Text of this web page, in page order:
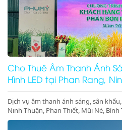
Cho Thuê Âm Thanh Ánh
Hình LED tại Phan Rang,
Mũi Né, Bình Thuận
Dịch vụ âm thanh ánh sáng, sân
Ninh Thuận, Phan Thiết, Mũi Né,
trọn gói sự kiện, gala dinner, pool